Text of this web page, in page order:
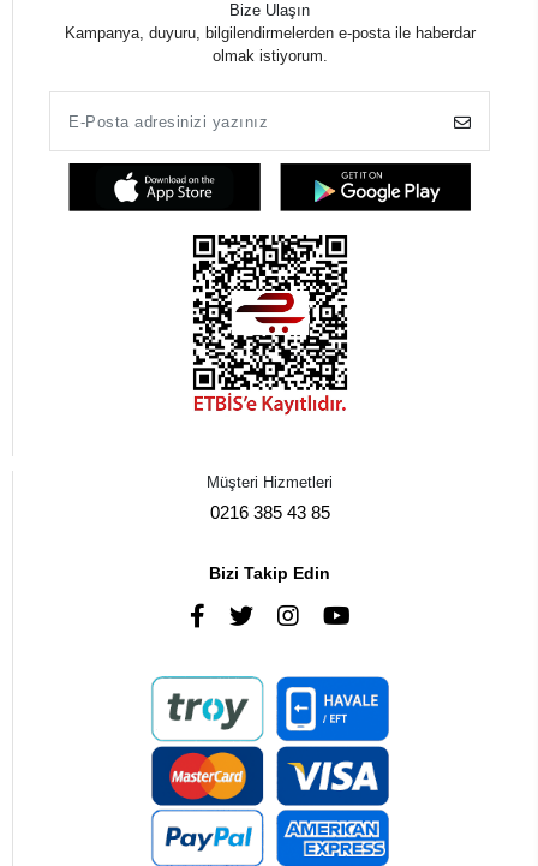
Bize Ulaşın
Kampanya, duyuru, bilgilendirmelerden e-posta ile haberdar
olmak istiyorum.
Müşteri Hizmetleri
0216 385 43 85
Bizi Takip Edin